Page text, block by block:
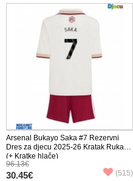
Arsenal Bukayo Saka #7 Rezervni
Dres za djecu 2025-26 Kratak Rukav
(+ Kratke hlače)
96.13€
30.45€ (515)